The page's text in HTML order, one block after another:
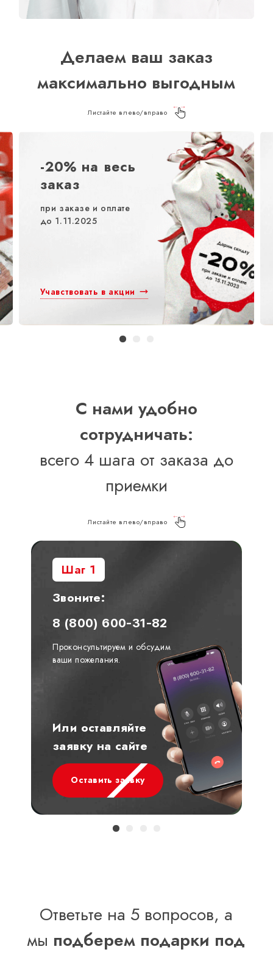
Делаем ваш заказ
максимально выгодным
Листайте влево/вправо
-20% на весь
заказ
при заказе и оплате
до 1.11.2025
Учавствовать в акции
С нами удобно
сотрудничать:
всего 4 шага от заказа до
приемки
Листайте влево/вправо
Шаг 1
Звоните:
8 (800) 600-31-82
Проконсультируем и обсудим
ваши пожелания.
Или оставляйте
заявку на сайте
Оставить заявку
Ответьте на 5 вопросов, а
мы подберем подарки под